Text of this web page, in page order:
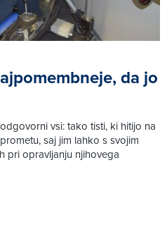
da jo
vsi: tako tisti, ki hitijo na
saj jim lahko s svojim
pri opravljanju njihovega